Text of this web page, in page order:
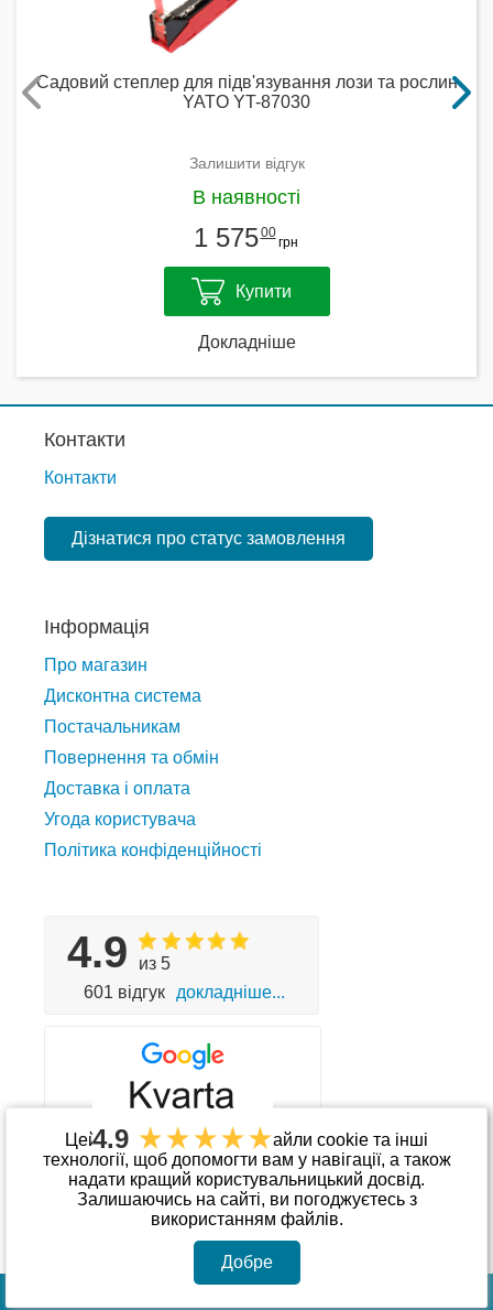
Садовий степлер для підв'язування лози та рослин
YATO YT-87030
Залишити відгук
В наявності
1 57500
грн
Купити
Докладніше
Цей сайт використовує файли cookie та інші
технології, щоб допомогти вам у навігації, а також
надати кращий користувальницький досвід.
Залишаючись на сайті, ви погоджуєтесь з
використанням файлів.
Добре
Контакти
Контакти
Дізнатися про статус замовлення
Інформація
Про магазин
Дисконтна система
Постачальникам
Повернення та обмін
Доставка і оплата
Угода користувача
Політика конфіденційності
4.9
из 5
601 відгук
докладніше...
4.9
Приймаємо до оплати